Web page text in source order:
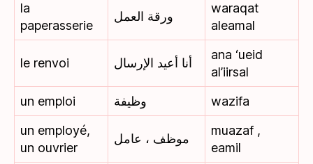
la
paperasserie
ورقة العمل
waraqat
aleamal
le renvoi أنا أعيد الإرسال
ana ‘ueid
al’iirsal
un emploi
وظيفة
wazifa
un employé,
un ouvrier
موظف ، عامل
muazaf ,
eamil